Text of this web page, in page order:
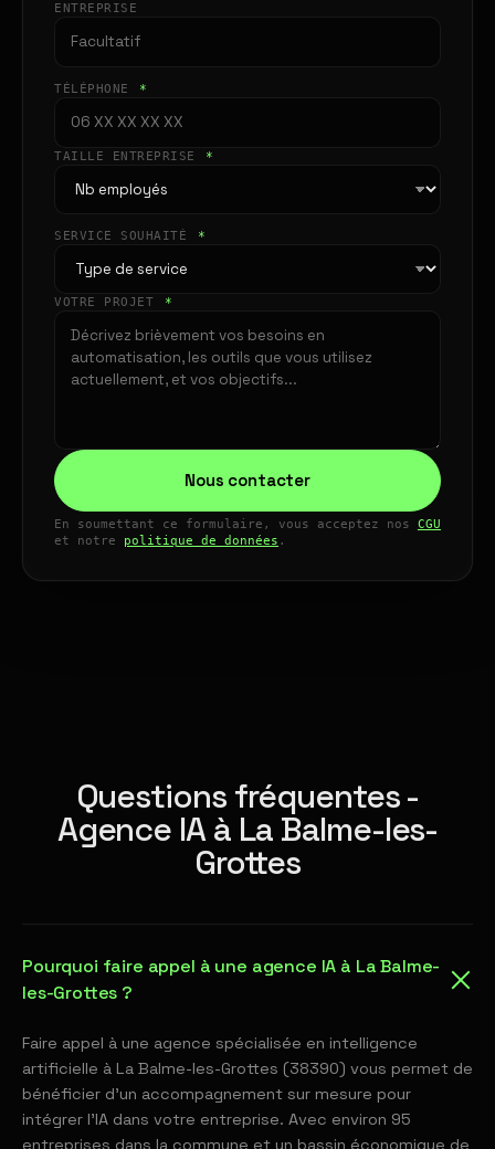
ENTREPRISE
TÉLÉPHONE *
TAILLE ENTREPRISE *
SERVICE SOUHAITÉ *
VOTRE PROJET *
Nous contacter
En soumettant ce formulaire, vous acceptez nos CGU
et notre politique de données .
Questions fréquentes -
Agence IA à La Balme-les-
Grottes
Pourquoi faire appel à une agence IA à La Balme-
les-Grottes ?
Faire appel à une agence spécialisée en intelligence
artificielle à La Balme-les-Grottes (38390) vous permet de
bénéficier d'un accompagnement sur mesure pour
intégrer l'IA dans votre entreprise. Avec environ 95
entreprises dans la commune et un bassin économique de